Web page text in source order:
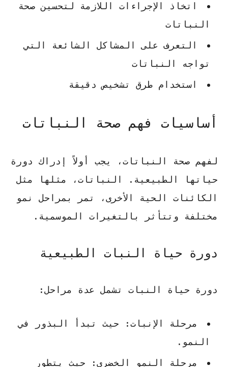
اتخاذ الإجراءات اللازمة لتحسين صحة
النباتات
التعرف على المشاكل الشائعة التي
تواجه النباتات
استخدام طرق تشخيص دقيقة
أساسيات فهم صحة النباتات
لفهم صحة النباتات، يجب أولاً إدراك دورة
حياتها الطبيعية. النباتات، مثلها مثل
الكائنات الحية الأخرى، تمر بمراحل نمو
مختلفة وتتأثر بالتغيرات الموسمية.
دورة حياة النبات الطبيعية
دورة حياة النبات تشمل عدة مراحل:
مرحلة الإنبات: حيث تبدأ البذور في
النمو.
مرحلة النمو الخضري: حيث يتطور